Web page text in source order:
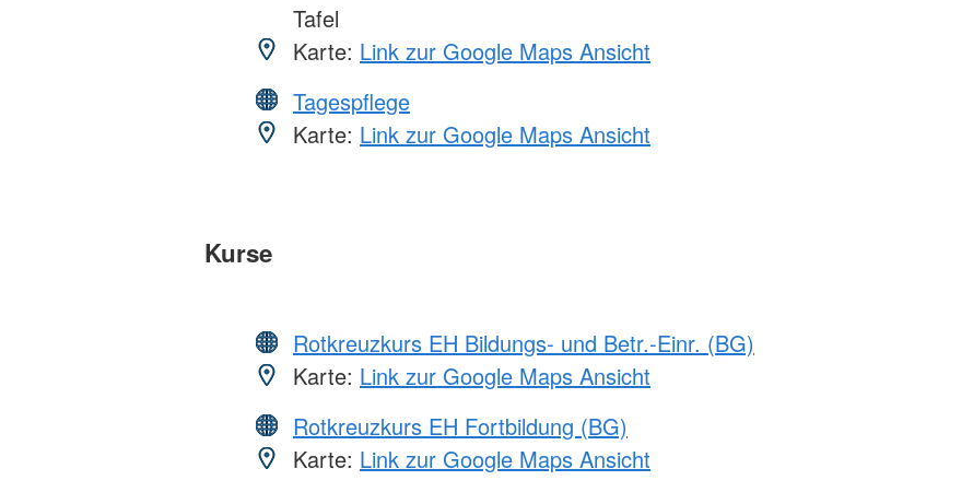
Tafel
Karte: Link zur Google Maps Ansicht
Tagespflege
Karte: Link zur Google Maps Ansicht
Kurse
Rotkreuzkurs EH Bildungs- und Betr.-Einr. (BG)
Karte: Link zur Google Maps Ansicht
Rotkreuzkurs EH Fortbildung (BG)
Karte: Link zur Google Maps Ansicht